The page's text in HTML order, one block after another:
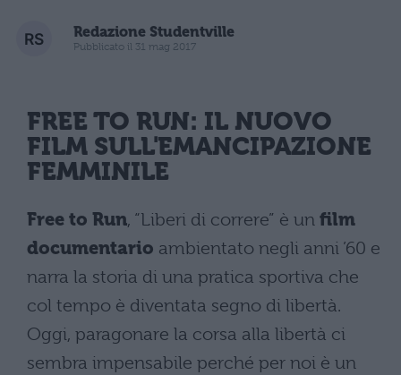
Redazione Studentville
Pubblicato il 31 mag 2017
FREE TO RUN: IL NUOVO
FILM SULL'EMANCIPAZIONE
FEMMINILE
Free to Run, “Liberi di correre” è un film
documentario ambientato negli anni ’60 e
narra la storia di una pratica sportiva che
col tempo è diventata segno di libertà.
Oggi, paragonare la corsa alla libertà ci
sembra impensabile perché per noi è un